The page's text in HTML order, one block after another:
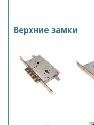
Верхние замки